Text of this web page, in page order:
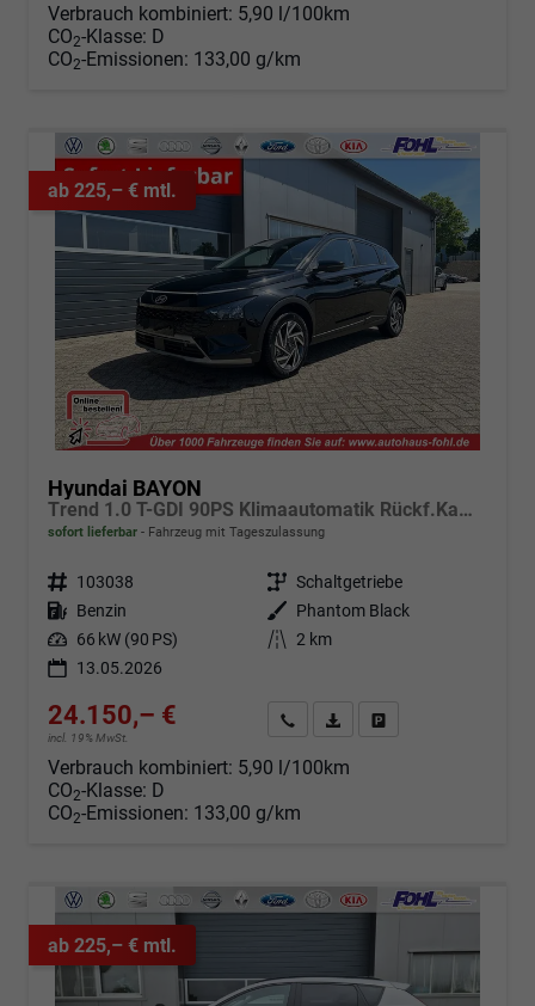
Verbrauch kombiniert: 5,90 l/100km
CO2-Klasse: D
CO2-Emissionen: 133,00 g/km
ab 225,– € mtl.
Hyundai BAYON
Trend 1.0 T-GDI 90PS Klimaautomatik Rückf.Kamera Parksensoren Sitzheizung Lenkradheizung Bluetooth Touchscreen Tempomat Apple CarPlay + Android Auto 16"LM
sofort lieferbar Fahrzeug mit Tageszulassung
Fahrzeugnr. 103038 Getriebe Schaltgetriebe
Kraftstoff Benzin Außenfarbe
Phantom Black
Leistung 66 kW (90 PS) Kilometerstand 2 km
13.05.2026
24.150,– €
incl. 19% MwSt.
Angebot anfordern
Fahrzeugexpose (PDF)
Verbrauch kombiniert: 5,90 l/100km
CO2-Klasse: D
CO2-Emissionen: 133,00 g/km
ab 225,– € mtl.